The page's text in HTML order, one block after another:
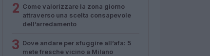
2 Come valorizzare la zona giorno
attraverso una scelta consapevole
dell’arredamento
3 Dove andare per sfuggire all’afa: 5
mete fresche vicino a Milano